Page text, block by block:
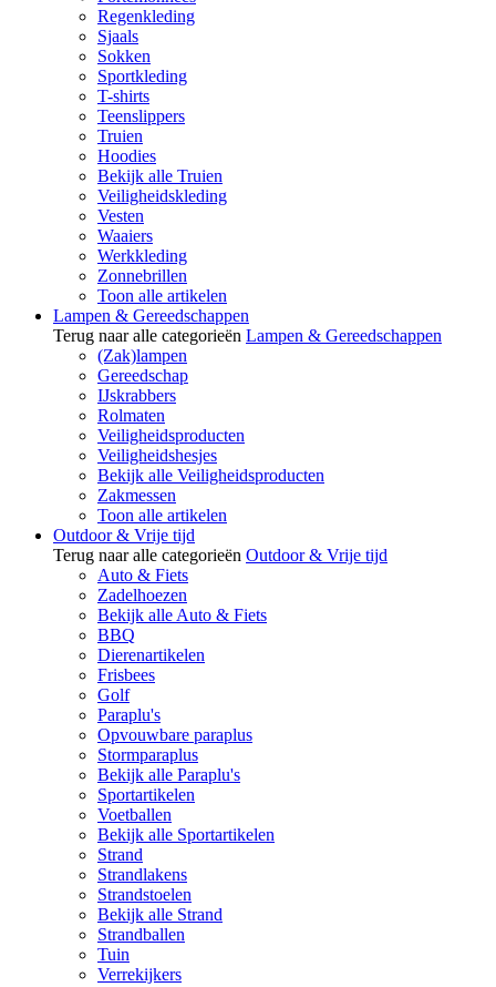
Regenkleding
Sjaals
Sokken
Sportkleding
T-shirts
Teenslippers
Truien
Hoodies
Bekijk alle Truien
Veiligheidskleding
Vesten
Waaiers
Werkkleding
Zonnebrillen
Toon alle artikelen
Lampen & Gereedschappen
Terug naar alle categorieën Lampen & Gereedschappen
(Zak)lampen
Gereedschap
IJskrabbers
Rolmaten
Veiligheidsproducten
Veiligheidshesjes
Bekijk alle Veiligheidsproducten
Zakmessen
Toon alle artikelen
Outdoor & Vrije tijd
Terug naar alle categorieën Outdoor & Vrije tijd
Auto & Fiets
Zadelhoezen
Bekijk alle Auto & Fiets
BBQ
Dierenartikelen
Frisbees
Golf
Paraplu's
Opvouwbare paraplus
Stormparaplus
Bekijk alle Paraplu's
Sportartikelen
Voetballen
Bekijk alle Sportartikelen
Strand
Strandlakens
Strandstoelen
Bekijk alle Strand
Strandballen
Tuin
Verrekijkers